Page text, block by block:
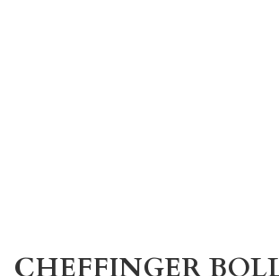
CHEFFINGER